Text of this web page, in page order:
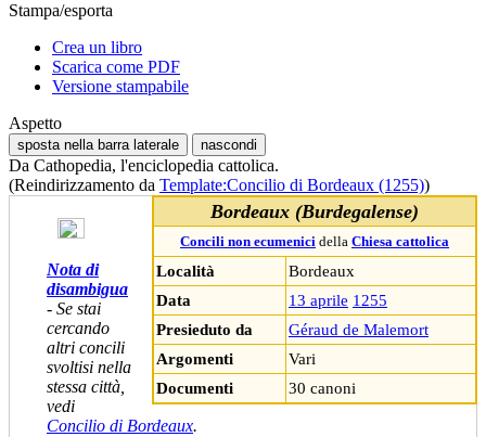
Stampa/esporta
Crea un libro
Scarica come PDF
Versione stampabile
Aspetto
sposta nella barra laterale nascondi
Da Cathopedia, l'enciclopedia cattolica.
(Reindirizzamento da Template:Concilio di Bordeaux (1255))
Bordeaux (Burdegalense)
Concili non ecumenici della Chiesa cattolica
Località
Bordeaux
Data
13 aprile 1255
Presieduto da
Géraud de Malemort
Argomenti
Vari
Documenti
30 canoni
Nota di
disambigua
- Se stai
cercando
altri concili
svoltisi nella
stessa città,
vedi
Concilio di Bordeaux.